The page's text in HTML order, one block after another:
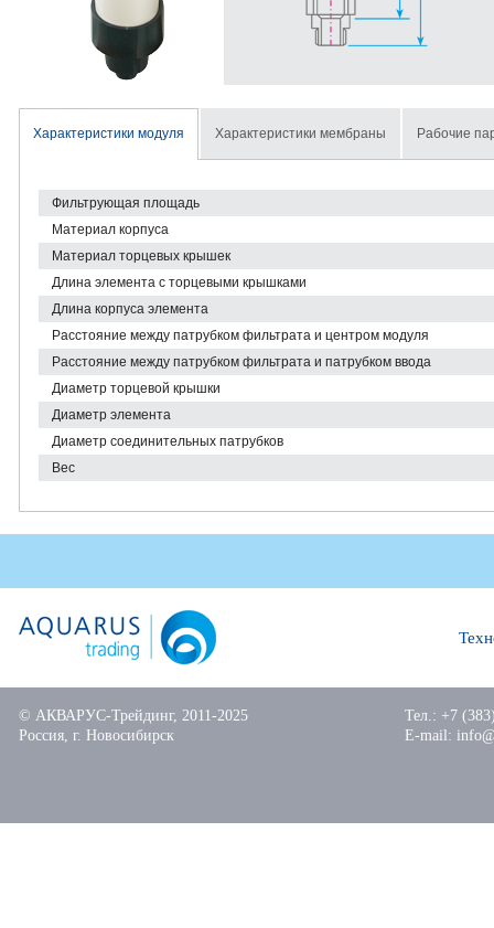
Характеристики модуля Характеристики мембраны Рабочие
Фильтрующая площадь
Материал корпуса
Материал торцевых крышек
Длина элемента с торцевыми крышками
Длина корпуса элемента
Расстояние между патрубком фильтрата и центром модуля
Расстояние между патрубком фильтрата и патрубком ввода
Диаметр торцевой крышки
Диаметр элемента
Диаметр соединительных патрубков
Вес
© АКВАРУС-Трейдинг, 2011-2025
Россия, г. Новосибирск
Тел.: +7
E-mail: